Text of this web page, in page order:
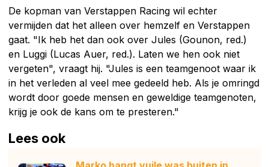
De kopman van Verstappen Racing wil echter
vermijden dat het alleen over hemzelf en Verstappen
gaat. "Ik heb het dan ook over Jules (Gounon, red.)
en Luggi (Lucas Auer, red.). Laten we hen ook niet
vergeten", vraagt hij. "Jules is een teamgenoot waar ik
in het verleden al veel mee gedeeld heb. Als je omringd
wordt door goede mensen en geweldige teamgenoten,
krijg je ook de kans om te presteren."
Lees ook